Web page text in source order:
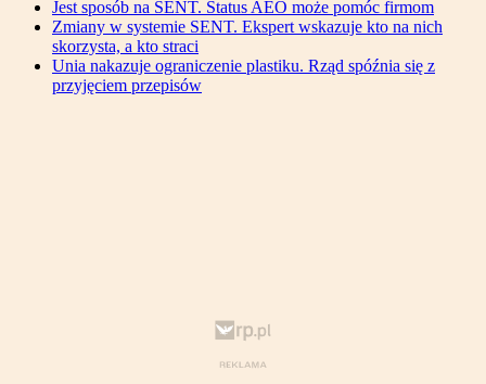
Jest sposób na SENT. Status AEO może pomóc firmom
Zmiany w systemie SENT. Ekspert wskazuje kto na nich
skorzysta, a kto straci
Unia nakazuje ograniczenie plastiku. Rząd spóźnia się z
przyjęciem przepisów